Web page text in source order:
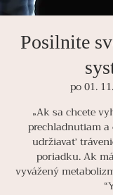
Posilnite
po 01. 11.
„Ak sa chcete
prechladnutiam
udržiavať
poriadku. Ak
vyvážený